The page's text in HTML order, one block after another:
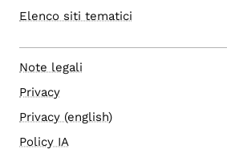
Elenco siti tematici
Note legali
Privacy
Privacy (english)
Policy IA